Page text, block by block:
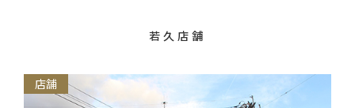
若久店舗
店舗